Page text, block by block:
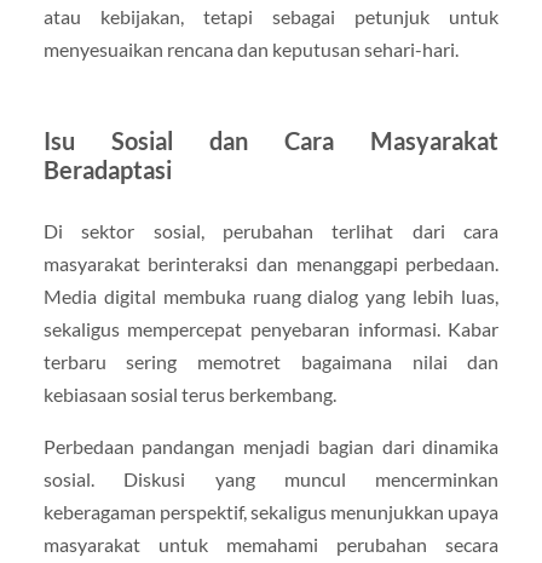
atau kebijakan, tetapi sebagai petunjuk untuk
menyesuaikan rencana dan keputusan sehari-hari.
Isu Sosial dan Cara Masyarakat
Beradaptasi
Di sektor sosial, perubahan terlihat dari cara
masyarakat berinteraksi dan menanggapi perbedaan.
Media digital membuka ruang dialog yang lebih luas,
sekaligus mempercepat penyebaran informasi. Kabar
terbaru sering memotret bagaimana nilai dan
kebiasaan sosial terus berkembang.
Perbedaan pandangan menjadi bagian dari dinamika
sosial. Diskusi yang muncul mencerminkan
keberagaman perspektif, sekaligus menunjukkan upaya
masyarakat untuk memahami perubahan secara